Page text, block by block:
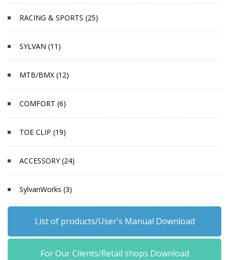
RACING & SPORTS (25)
SYLVAN (11)
MTB/BMX (12)
COMFORT (6)
TOE CLIP (19)
ACCESSORY (24)
SylvanWorks (3)
List of products/User's Manual Download
For Our Clients/Retail shops Download